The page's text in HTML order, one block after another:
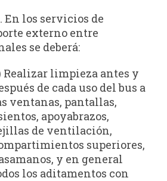
En los servicios de
externo entre
se deberá:
Realizar limpieza antes y
de cada uso del bus a
ventanas, pantallas,
apoyabrazos,
de ventilación,
superiores,
y en general
los aditamentos con